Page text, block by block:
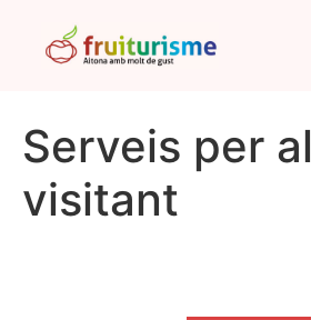
Serveis per al
visitant